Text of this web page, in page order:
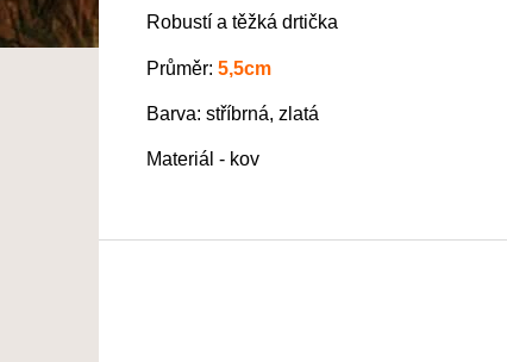
Robustí a těžká drtička
Průměr: 5,5cm
Barva: stříbrná, zlatá
Materiál - kov